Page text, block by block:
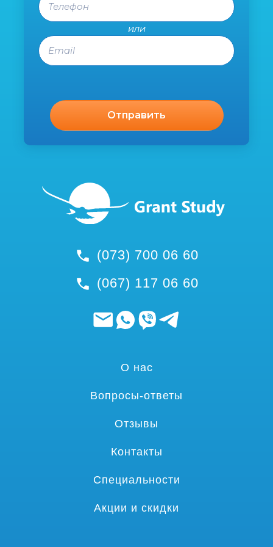
(073) 700 06 60
(067) 117 06 60
или
Email
О нас
Вопросы-ответы
Отзывы
Контакты
Специальности
Акции и скидки